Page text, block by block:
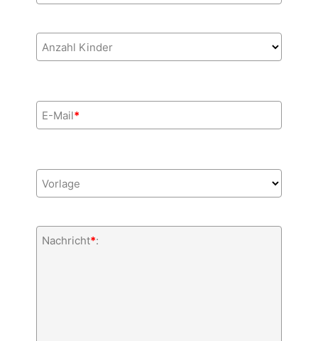
Anzahl Kinder
E-Mail*
Vorlage
Nachricht*: